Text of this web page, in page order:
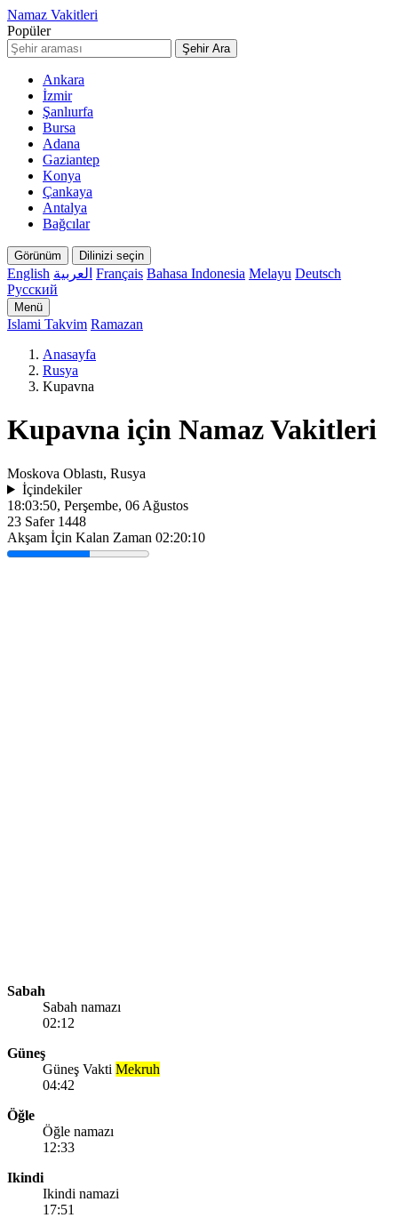
Namaz Vakitleri
Popüler
Şehir Ara
Ankara
İzmir
Şanlıurfa
Bursa
Adana
Gaziantep
Konya
Çankaya
Antalya
Bağcılar
Görünüm Dilinizi seçin
English العربية Français Bahasa Indonesia Melayu Deutsch
Русский
Menü
Islami Takvim Ramazan
Anasayfa
Rusya
Kupavna
Kupavna için Namaz Vakitleri
Moskova Oblastı, Rusya
İçindekiler
18:03:50, Perşembe, 06 Ağustos
23 Safer 1448
Akşam İçin Kalan Zaman 02:20:10
Sabah
Sabah namazı
02:12
Güneş
Güneş Vakti Mekruh
04:42
Öğle
Öğle namazı
12:33
Ikindi
Ikindi namazi
17:51